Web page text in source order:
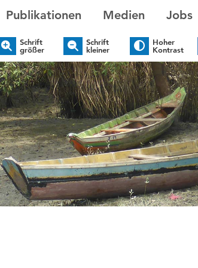
Publikationen Medien Jobs
Schrift
größer
Schrift
kleiner
Hoher
Kontrast